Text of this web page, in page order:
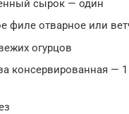
сырок — один
филе отварное или
огурцов
консервированная — 1